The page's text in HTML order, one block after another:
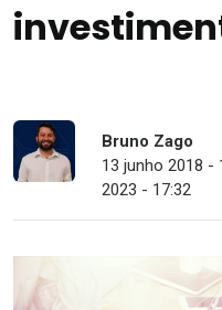
Bruno Zago
13 junho 2018 -
2023 - 17:32